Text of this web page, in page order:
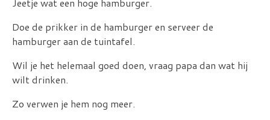
Jeetje wat een hoge hamburger.
Doe de prikker in de hamburger en serveer de
hamburger aan de tuintafel.
Wil je het helemaal goed doen, vraag papa dan wat hij
wilt drinken.
Zo verwen je hem nog meer.